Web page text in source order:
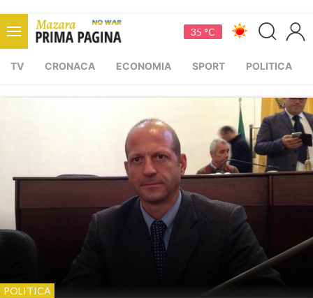
35 °C
TV CRONACA ECONOMIA SPORT POLITICA
POLITICA